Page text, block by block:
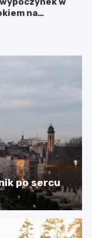
na
po sercu